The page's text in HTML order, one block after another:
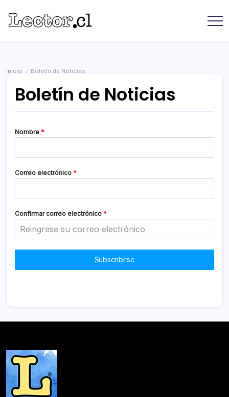
contenido
de
independientes
chilenas
Chilena
Inicio / Boletín de Noticias
Boletín de Noticias
Nombre *
Correo electrónico *
Confirmar correo electrónico *
Subscribirse